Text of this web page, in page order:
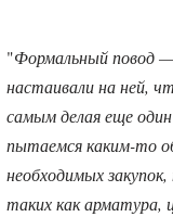
"Формальный повод
настаивали на ней,
самым делая еще
пытаемся каким-то
необходимых
таких как арматура,